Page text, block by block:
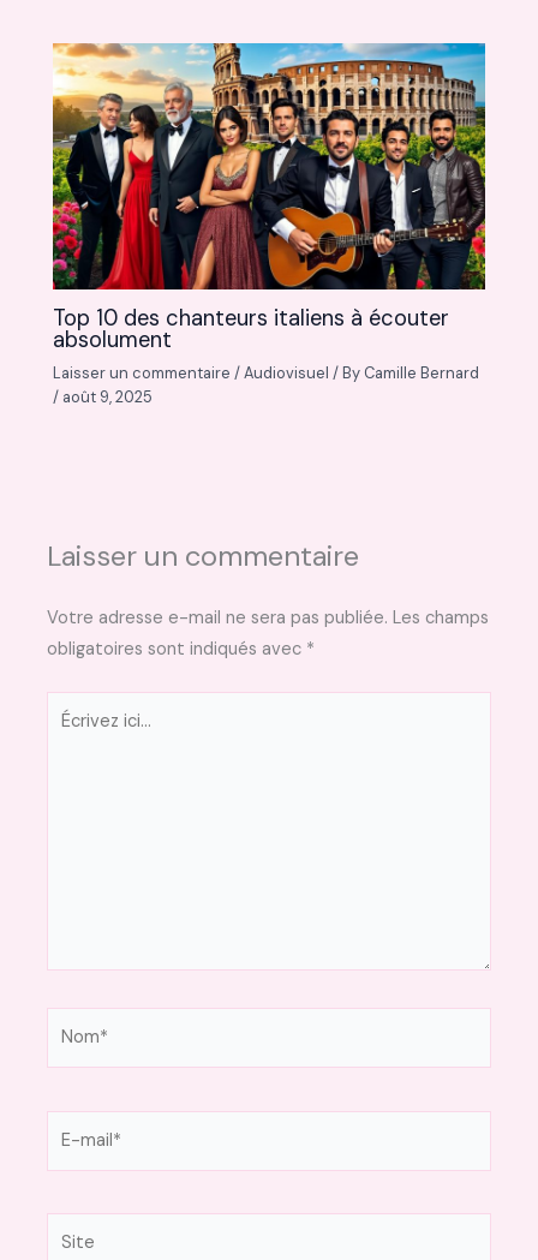
Top 10 des chanteurs italiens à écouter
absolument
Laisser un commentaire /Audiovisuel / By Camille Bernard
/ août 9, 2025
Laisser un commentaire
Votre adresse e-mail ne sera pas publiée. Les champs
obligatoires sont indiqués avec *
Écrivez